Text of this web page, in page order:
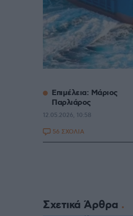
Επιμέλεια: Μάριος
Παρλιάρος
12.05.2026, 10:58
56 ΣΧΟΛΙΑ
Σχετικά Άρθρα